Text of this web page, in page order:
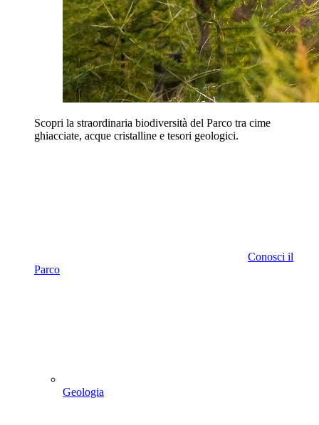
Scopri la straordinaria biodiversità del Parco tra cime
ghiacciate, acque cristalline e tesori geologici.
Conosci il
Parco
Geologia